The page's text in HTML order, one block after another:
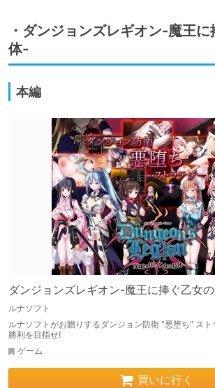
・ダンジョンズレギオン-魔王
体-
本編
ダンジョンズレギオン-魔王に捧ぐ乙女
ルナソフト
ルナソフトがお贈りするダンジョン防衛 "悪堕ち" ス
勝利を目指せ!
ゲーム
買いに行く